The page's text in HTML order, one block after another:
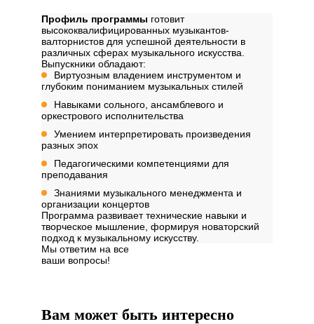
Профиль программы готовит
высококвалифицированных музыкантов-
валторнистов для успешной деятельности в
различных сферах музыкального искусства.
Выпускники обладают:
Виртуозным владением инструментом и
глубоким пониманием музыкальных стилей
Навыками сольного, ансамблевого и
оркестрового исполнительства
Умением интерпретировать произведения
разных эпох
Педагогическими компетенциями для
преподавания
Знаниями музыкального менеджмента и
организации концертов
Программа развивает технические навыки и
творческое мышление, формируя новаторский
подход к музыкальному искусству.
Мы ответим на все
ваши вопросы!
Вам может быть интересно